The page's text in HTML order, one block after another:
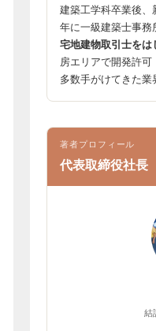
建築工学科卒業後、
年に一級建築士事
宅地建物取引士をは
房エリアで開発許
多数手がけてきた業
著者プロフィール
代表取締役社長
結